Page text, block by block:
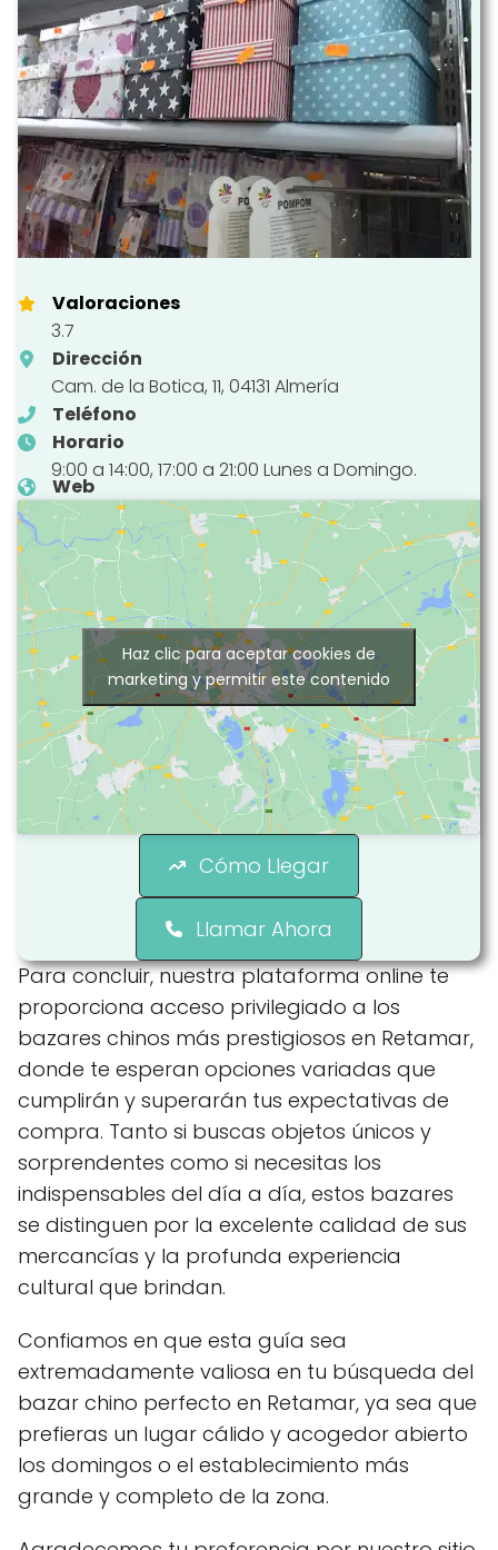
Valoraciones
3.7
Dirección
Cam. de la Botica, 11, 04131 Almería
Teléfono
Horario
9:00 a 14:00, 17:00 a 21:00 Lunes a Domingo.
Web
Haz clic para aceptar cookies de
marketing y permitir este contenido
Cómo Llegar
Llamar Ahora
Para concluir, nuestra plataforma online te
proporciona acceso privilegiado a los
bazares chinos más prestigiosos en Retamar,
donde te esperan opciones variadas que
cumplirán y superarán tus expectativas de
compra. Tanto si buscas objetos únicos y
sorprendentes como si necesitas los
indispensables del día a día, estos bazares
se distinguen por la excelente calidad de sus
mercancías y la profunda experiencia
cultural que brindan.
Confiamos en que esta guía sea
extremadamente valiosa en tu búsqueda del
bazar chino perfecto en Retamar, ya sea que
prefieras un lugar cálido y acogedor abierto
los domingos o el establecimiento más
grande y completo de la zona.